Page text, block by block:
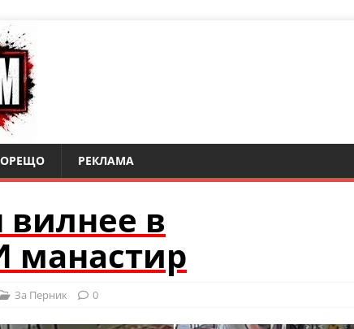
РЕКЛАМА
в
За Перник 0